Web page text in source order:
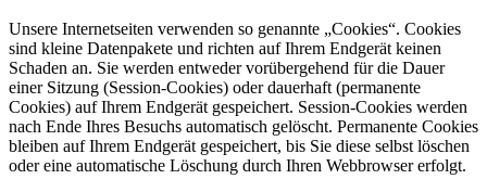
Unsere Internetseiten verwenden so genannte „Cookies“. Cookies
sind kleine Datenpakete und richten auf Ihrem Endgerät keinen
Schaden an. Sie werden entweder vorübergehend für die Dauer
einer Sitzung (Session-Cookies) oder dauerhaft (permanente
Cookies) auf Ihrem Endgerät gespeichert. Session-Cookies werden
nach Ende Ihres Besuchs automatisch gelöscht. Permanente Cookies
bleiben auf Ihrem Endgerät gespeichert, bis Sie diese selbst löschen
oder eine automatische Löschung durch Ihren Webbrowser erfolgt.